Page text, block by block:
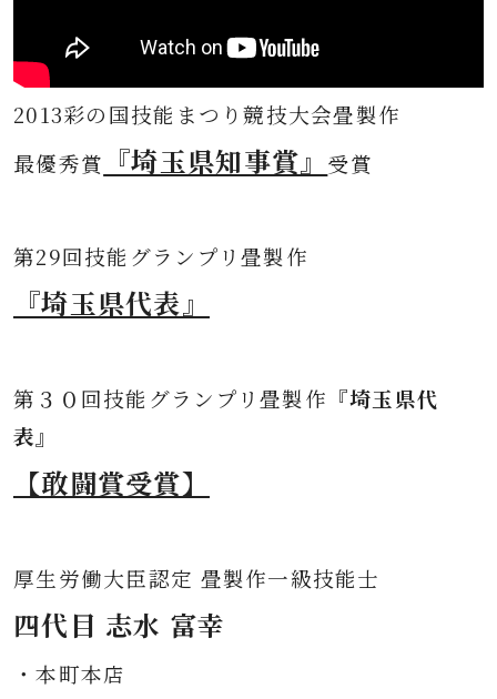
2013彩の国技能まつり競技大会畳製作
最優秀賞
『埼玉県知事賞』 受賞
第29回技能グランプリ畳製作
『埼玉県代表』
第３０ 回技能グランプリ畳製作 『埼玉県代
表』
【敢闘賞受賞】
厚生労働大臣認定 畳製作一級技能士
四代目 志水 富幸
・本町本店